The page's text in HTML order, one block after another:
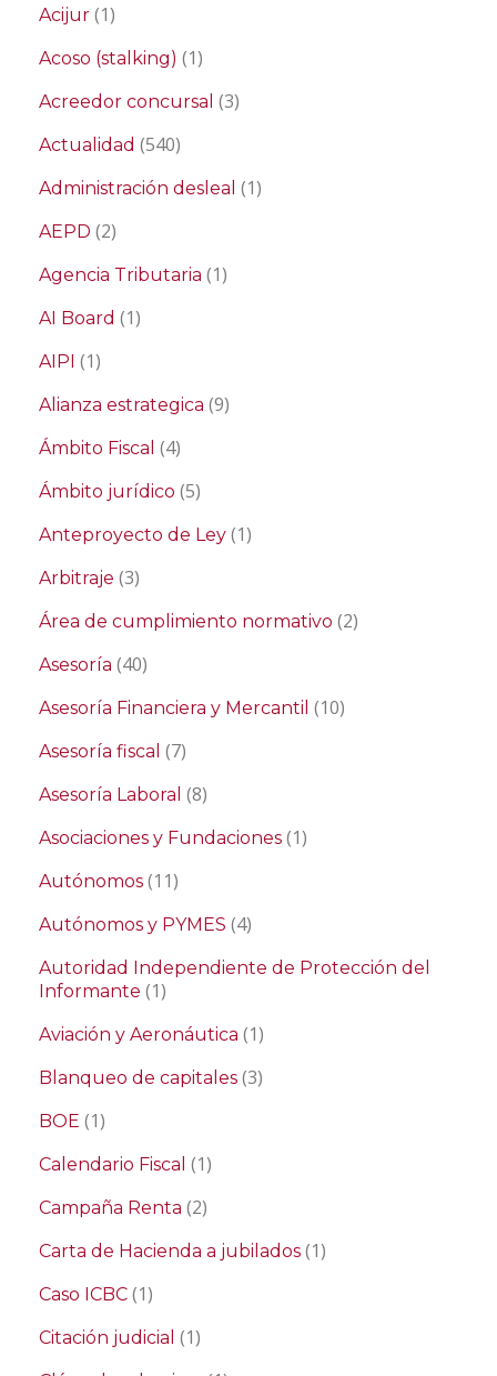
Acijur (1)
Acoso (stalking) (1)
Acreedor concursal (3)
Actualidad (540)
Administración desleal (1)
AEPD (2)
Agencia Tributaria (1)
AI Board (1)
AIPI (1)
Alianza estrategica (9)
Ámbito Fiscal (4)
Ámbito jurídico (5)
Anteproyecto de Ley (1)
Arbitraje (3)
Área de cumplimiento normativo (2)
Asesoría (40)
Asesoría Financiera y Mercantil (10)
Asesoría fiscal (7)
Asesoría Laboral (8)
Asociaciones y Fundaciones (1)
Autónomos (11)
Autónomos y PYMES (4)
Autoridad Independiente de Protección del
Informante (1)
Aviación y Aeronáutica (1)
Blanqueo de capitales (3)
BOE (1)
Calendario Fiscal (1)
Campaña Renta (2)
Carta de Hacienda a jubilados (1)
Caso ICBC (1)
Citación judicial (1)